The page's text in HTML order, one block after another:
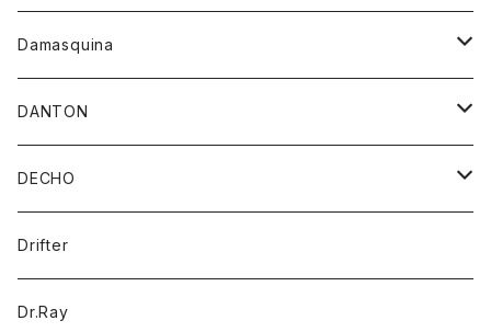
バンダナ
トレーナー
パーカー
Tシャツ
パーカー
ワンピース
ブラウス
キャップ
Damasquina
ウォレット
カードケース
バッグ
DANTON
アウター
コート
ジャケット
アクセサリー
バッグ
キッズ
DECHO
帽子
Drifter
Dr.Ray